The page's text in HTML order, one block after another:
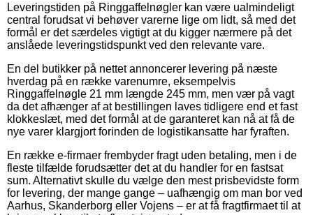
Leveringstiden på Ringgaffelnøgler kan være ualmindeligt
central forudsat vi behøver varerne lige om lidt, så med det
formål er det særdeles vigtigt at du kigger nærmere på det
anslåede leveringstidspunkt ved den relevante vare.
En del butikker på nettet annoncerer levering på næste
hverdag på en række varenumre, eksempelvis
Ringgaffelnøgle 21 mm længde 245 mm, men vær på vagt
da det afhænger af at bestillingen laves tidligere end et fast
klokkeslæt, med det formål at de garanteret kan nå at få de
nye varer klargjort forinden de logistikansatte har fyraften.
En række e-firmaer frembyder fragt uden betaling, men i de
fleste tilfælde forudsætter det at du handler for en fastsat
sum. Alternativt skulle du vælge den mest prisbevidste form
for levering, der mange gange – uafhængig om man bor ved
Aarhus, Skanderborg eller Vojens – er at få fragtfirmaet til at